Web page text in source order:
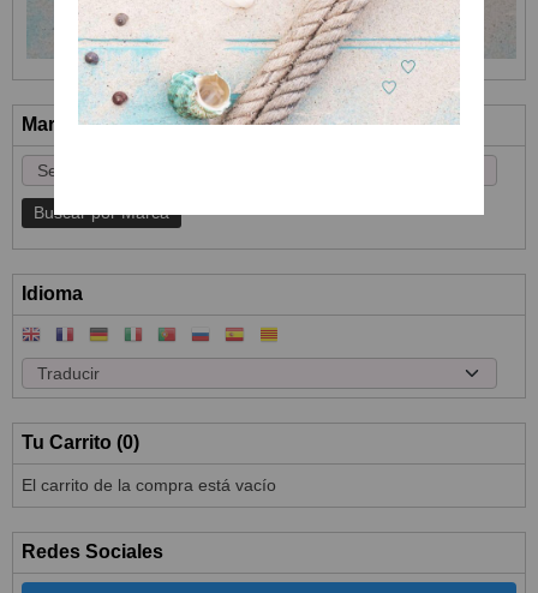
Marcas
Idioma
Tu Carrito (0)
El carrito de la compra está vacío
Redes Sociales